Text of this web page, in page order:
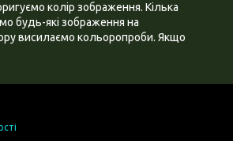
колір зображення. Кілька
будь-які зображення на
висилаємо кольоропроби. Якщо